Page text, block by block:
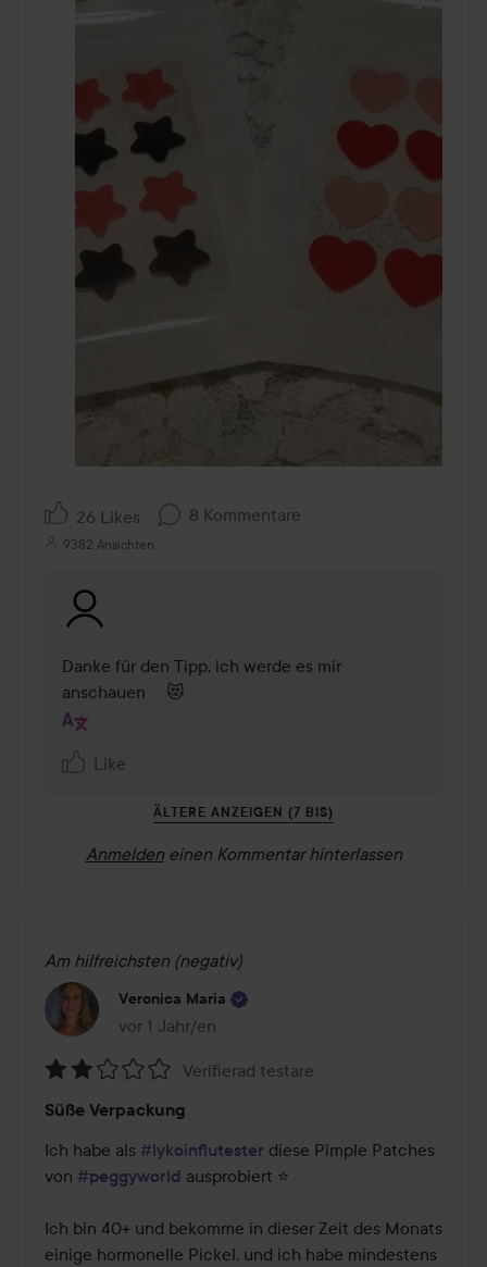
26 Likes 8 Kommentare
9382 Ansichten
Danke für den Tipp, ich werde es mir
anschauen 	😻
Like
ÄLTERE ANZEIGEN (7 BIS)
Anmelden einen Kommentar hinterlassen
Am hilfreichsten (negativ)
Veronica Maria
vor 1 Jahr/en
Der Beitrag wurde vor 1 Jahr/en erstellt
2
von
5
Verifierad testare
Süße Verpackung
Ich habe als #lykoinflutester diese Pimple Patches
von #peggyworld ausprobiert ⭐
Ich bin 40+ und bekomme in dieser Zeit des Monats
einige hormonelle Pickel, und ich habe mindestens